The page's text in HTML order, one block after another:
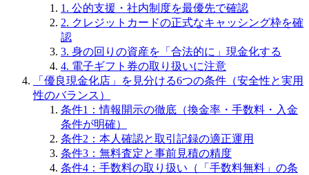
1. 公的支援・社内制度を最優先で確認
2. クレジットカードの正式なキャッシング枠を確
認
3. 身の回りの資産を「合法的に」現金化する
4. 電子ギフト券の取り扱いに注意
「優良現金化店」を見分ける6つの条件（安全性と実用
性のバランス）
条件1：情報開示の徹底（換金率・手数料・入金
条件が明確）
条件2：本人確認と取引記録の適正運用
条件3：無料査定と事前見積の精度
条件4：手数料の取り扱い（「手数料無料」の条